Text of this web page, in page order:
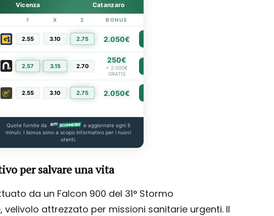
Vicenza Catanzaro
1 X 2 BONUS
2.55 3.10 2.75 2.050€
2.57 3.15 2.70
250€
+ 2.000€
GRATIS
2.55 3.10 2.75 2.050€
Quote fornite da
e aggiornate ogni 5
minuti. I bonus sono a scopo informativo per i nuovi
utenti.
per salvare una vita
da un Falcon 900 del 31° Stormo
velivolo attrezzato per missioni sanitarie urgenti. Il